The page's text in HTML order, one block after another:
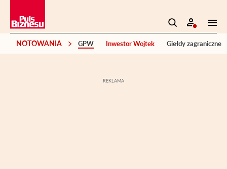
NOTOWANIA GPW Inwestor Wojtek Giełdy zagraniczne